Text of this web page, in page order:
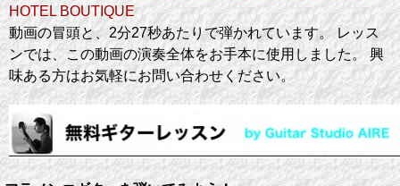
HOTEL BOUTIQUE
動画の冒頭と、2分27秒あたりで弾かれています。 レッス
ンでは、この動画の演奏全体をお手本に使用しました。 興
味ある方はお気軽にお問い合わせください。